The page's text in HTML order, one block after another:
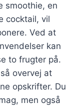
smoothie, en
cocktail, vil
Ved at
kan
to frugter på.
overvej at
opskrifter. Du
men også